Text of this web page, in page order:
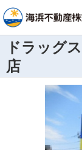
ドラッグ
店